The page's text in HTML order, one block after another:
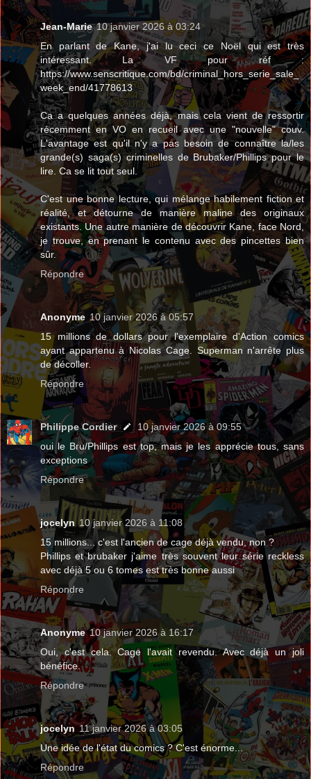
Jean-Marie 10 janvier 2026 à 03:24
En parlant de Kane, j'ai lu ceci ce Noël qui est très
intéressant. La VF pour réf :
https://www.senscritique.com/bd/criminal_hors_serie_sale_
week_end/41778613
Ca a quelques années déjà, mais cela vient de ressortir
récemment en VO en recueil avec une "nouvelle" couv.
L'avantage est qu'il n'y a pas besoin de connaître la/les
grande(s) saga(s) criminelles de Brubaker/Phillips pour le
lire. Ca se lit tout seul.
C'est une bonne lecture, qui mélange habilement fiction et
réalité, et détourne de manière maline des originaux
existants. Une autre manière de découvrir Kane, face Nord,
je trouve, en prenant le contenu avec des pincettes bien
sûr.
Répondre
Anonyme 10 janvier 2026 à 05:57
15 millions de dollars pour l'exemplaire d'Action comics
ayant appartenu à Nicolas Cage. Superman n'arrête plus
de décoller.
Répondre
Philippe Cordier
10 janvier 2026 à 09:55
oui le Bru/Phillips est top, mais je les apprécie tous, sans
exceptions
Répondre
jocelyn 10 janvier 2026 à 11:08
15 millions... c'est l'ancien de cage déjà vendu, non ?
Phillips et brubaker j'aime très souvent leur série reckless
avec déjà 5 ou 6 tomes est très bonne aussi
Répondre
Anonyme 10 janvier 2026 à 16:17
Oui, c'est cela. Cage l'avait revendu. Avec déjà un joli
bénéfice.
Répondre
jocelyn 11 janvier 2026 à 03:05
Une idée de l'état du comics ? C'est énorme...
Répondre